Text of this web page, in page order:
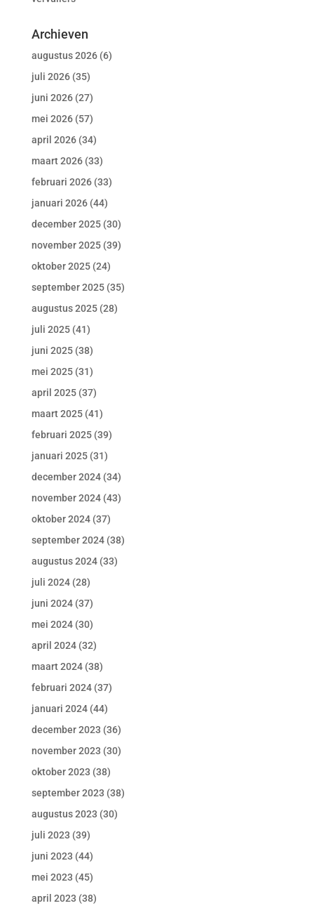
Archieven
augustus 2026(6)
juli 2026(35)
juni 2026(27)
mei 2026(57)
april 2026(34)
maart 2026(33)
februari 2026(33)
januari 2026(44)
december 2025(30)
november 2025(39)
oktober 2025(24)
september 2025(35)
augustus 2025(28)
juli 2025(41)
juni 2025(38)
mei 2025(31)
april 2025(37)
maart 2025(41)
februari 2025(39)
januari 2025(31)
december 2024(34)
november 2024(43)
oktober 2024(37)
september 2024(38)
augustus 2024(33)
juli 2024(28)
juni 2024(37)
mei 2024(30)
april 2024(32)
maart 2024(38)
februari 2024(37)
januari 2024(44)
december 2023 (36)
november 2023 (30)
oktober 2023 (38)
september 2023 (38)
augustus 2023 (30)
juli 2023 (39)
juni 2023 (44)
mei 2023 (45)
april 2023 (38)